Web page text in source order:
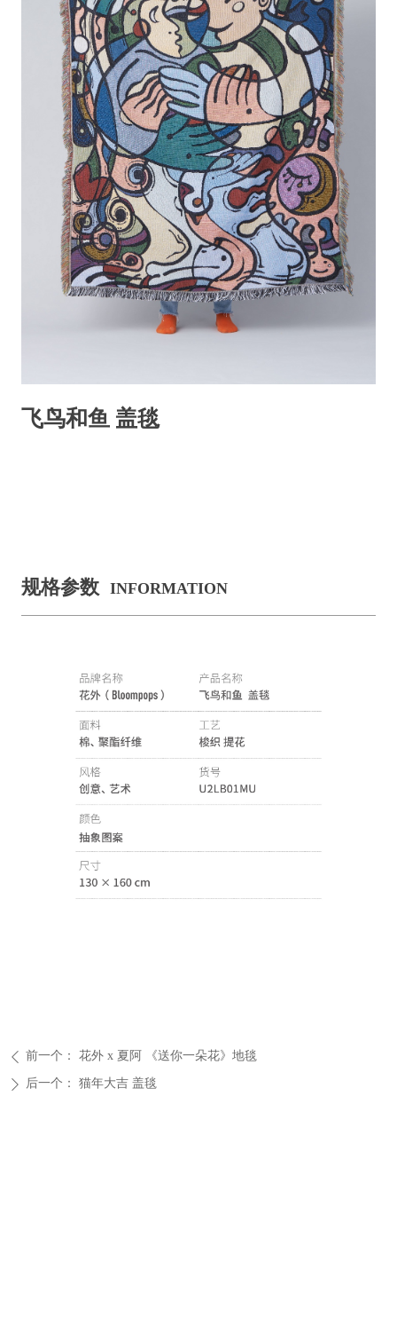
ꄴ 前一个： 花外 x 夏阿 《送你一朵花》地毯
飞鸟和鱼 盖毯
规格参数 INFORMATION
ꄲ 后一个： 猫年大吉 盖毯